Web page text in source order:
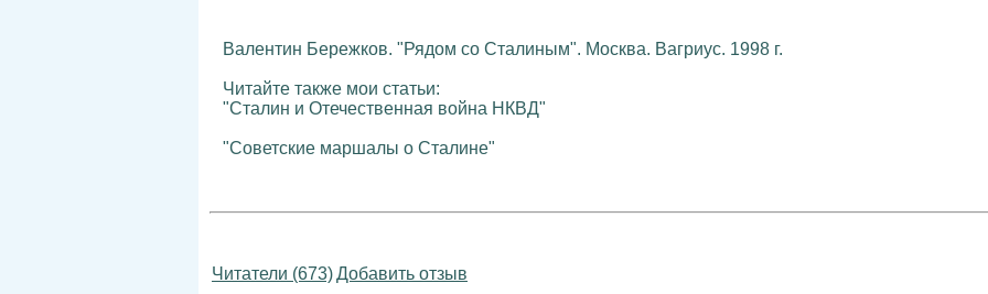
Валентин Бережков. "Рядом со Сталиным". Москва. Вагриус. 1998 г.
Читайте также мои статьи:
"Сталин и Отечественная война НКВД"
"Советские маршалы о Сталине"
Читатели (673)Добавить отзыв